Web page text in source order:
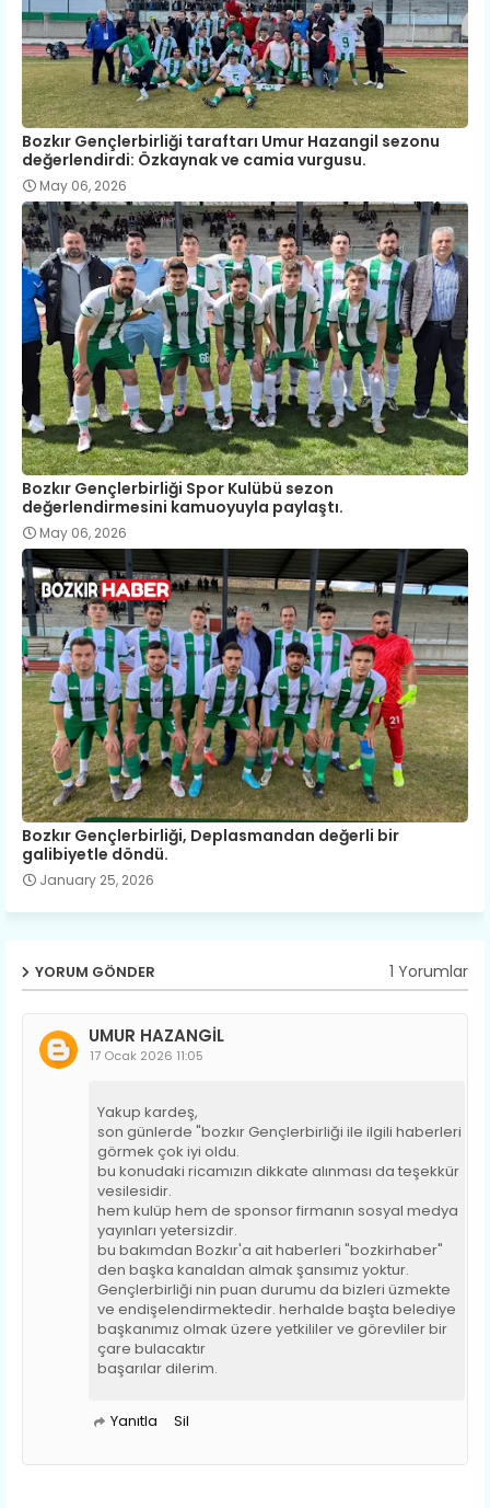
Bozkır Gençlerbirliği taraftarı Umur Hazangil sezonu
değerlendirdi: Özkaynak ve camia vurgusu.
May 06, 2026
Bozkır Gençlerbirliği Spor Kulübü sezon
değerlendirmesini kamuoyuyla paylaştı.
May 06, 2026
Bozkır Gençlerbirliği, Deplasmandan değerli bir
galibiyetle döndü.
January 25, 2026
YORUM GÖNDER 1 Yorumlar
UMUR HAZANGİL
17 Ocak 2026 11:05
Yakup kardeş,
son günlerde "bozkır Gençlerbirliği ile ilgili haberleri
görmek çok iyi oldu.
bu konudaki ricamızın dikkate alınması da teşekkür
vesilesidir.
hem kulüp hem de sponsor firmanın sosyal medya
yayınları yetersizdir.
bu bakımdan Bozkır'a ait haberleri "bozkirhaber"
den başka kanaldan almak şansımız yoktur.
Gençlerbirliği nin puan durumu da bizleri üzmekte
ve endişelendirmektedir. herhalde başta belediye
başkanımız olmak üzere yetkililer ve görevliler bir
çare bulacaktır
başarılar dilerim.
Yanıtla Sil